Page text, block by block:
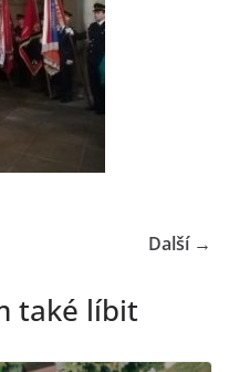
Další →
také líbit